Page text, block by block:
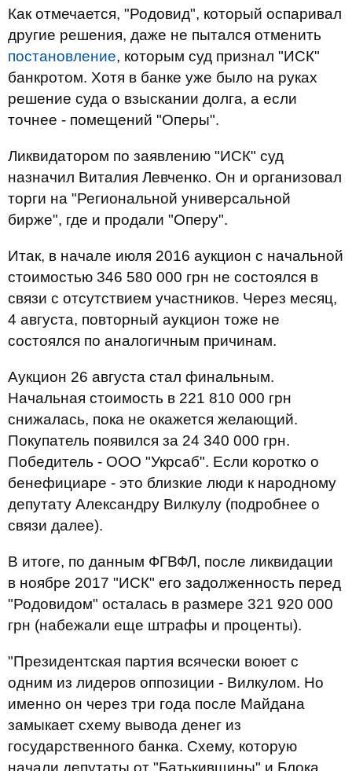
Как отмечается, "Родовид", который оспаривал
другие решения, даже не пытался отменить
постановление, которым суд признал "ИСК"
банкротом. Хотя в банке уже было на руках
решение суда о взыскании долга, а если
точнее - помещений "Оперы".
Ликвидатором по заявлению "ИСК" суд
назначил Виталия Левченко. Он и организовал
торги на "Региональной универсальной
бирже", где и продали "Оперу".
Итак, в начале июля 2016 аукцион с начальной
стоимостью 346 580 000 грн не состоялся в
связи с отсутствием участников. Через месяц,
4 августа, повторный аукцион тоже не
состоялся по аналогичным причинам.
Аукцион 26 августа стал финальным.
Начальная стоимость в 221 810 000 грн
снижалась, пока не окажется желающий.
Покупатель появился за 24 340 000 грн.
Победитель - ООО "Укрсаб". Если коротко о
бенефициаре - это близкие люди к народному
депутату Александру Вилкулу (подробнее о
связи далее).
В итоге, по данным ФГВФЛ, после ликвидации
в ноябре 2017 "ИСК" его задолженность перед
"Родовидом" осталась в размере 321 920 000
грн (набежали еще штрафы и проценты).
"Президентская партия всячески воюет с
одним из лидеров оппозиции - Вилкулом. Но
именно он через три года после Майдана
замыкает схему вывода денег из
государственного банка. Схему, которую
начали депутаты от "Батькивщины" и Блока